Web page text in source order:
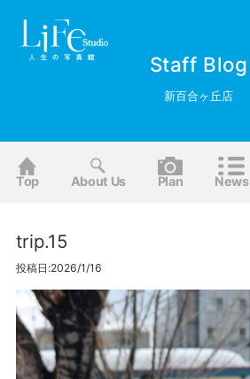
Staff Blog
新百合ヶ丘店
Top About Us Plan News
trip.15
投稿日:2026/1/16